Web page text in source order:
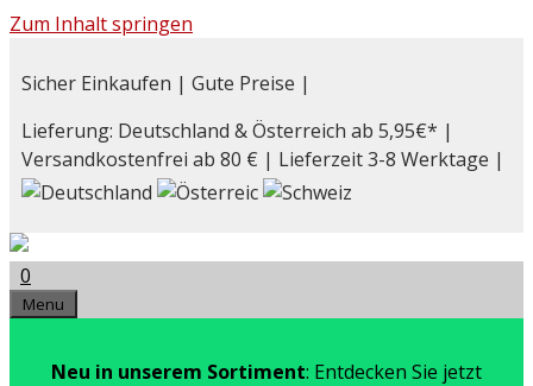
Zum Inhalt springen
Sicher Einkaufen | Gute Preise |
Lieferung: Deutschland & Österreich ab 5,95€* |
Versandkostenfrei ab 80 € | Lieferzeit 3-8 Werktage |
0
Menu
Neu in unserem Sortiment: Entdecken Sie jetzt